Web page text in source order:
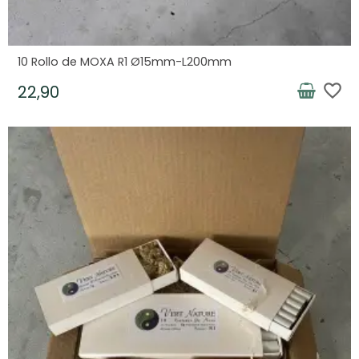
10 Rollo de MOXA R1 Ø15mm-L200mm
22,90 favorite_border